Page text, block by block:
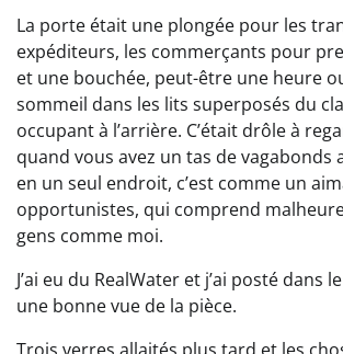
La porte était une plongée pour les
expéditeurs, les commerçants pour
et une bouchée, peut-être une heure
sommeil dans les lits superposés du
occupant à l’arrière. C’était drôle à
quand vous avez un tas de vagabonds
en un seul endroit, c’est comme un
opportunistes, qui comprend
gens comme moi.
J’ai eu du RealWater et j’ai posté dans
une bonne vue de la pièce.